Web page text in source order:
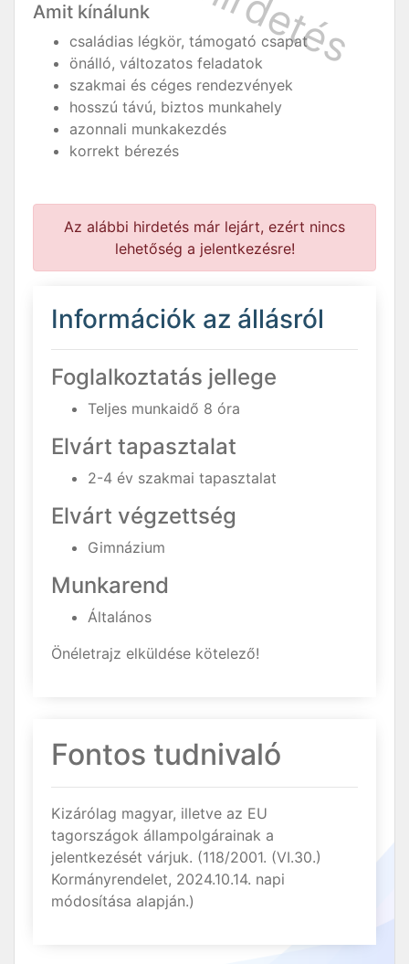
Amit kínálunk
családias légkör, támogató csapat
önálló, változatos feladatok
szakmai és céges rendezvények
hosszú távú, biztos munkahely
azonnali munkakezdés
korrekt bérezés
Az alábbi hirdetés már lejárt, ezért nincs
lehetőség a jelentkezésre!
Információk az állásról
Foglalkoztatás jellege
Teljes munkaidő 8 óra
Elvárt tapasztalat
2-4 év szakmai tapasztalat
Elvárt végzettség
Gimnázium
Munkarend
Általános
Önéletrajz elküldése kötelező!
Fontos tudnivaló
Kizárólag magyar, illetve az EU
tagországok állampolgárainak a
jelentkezését várjuk. (118/2001. (VI.30.)
Kormányrendelet, 2024.10.14. napi
módosítása alapján.)